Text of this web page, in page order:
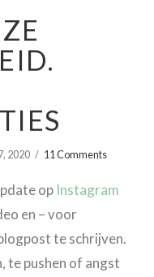
2020 11 Comments
op Instagram
en – voor
te schrijven.
te pushen of angst